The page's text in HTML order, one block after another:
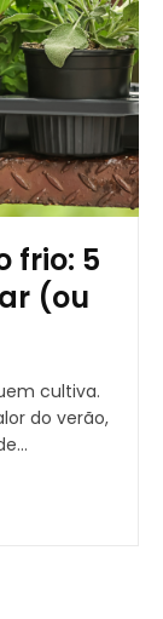
frio: 5
(ou
cultiva.
do verão,